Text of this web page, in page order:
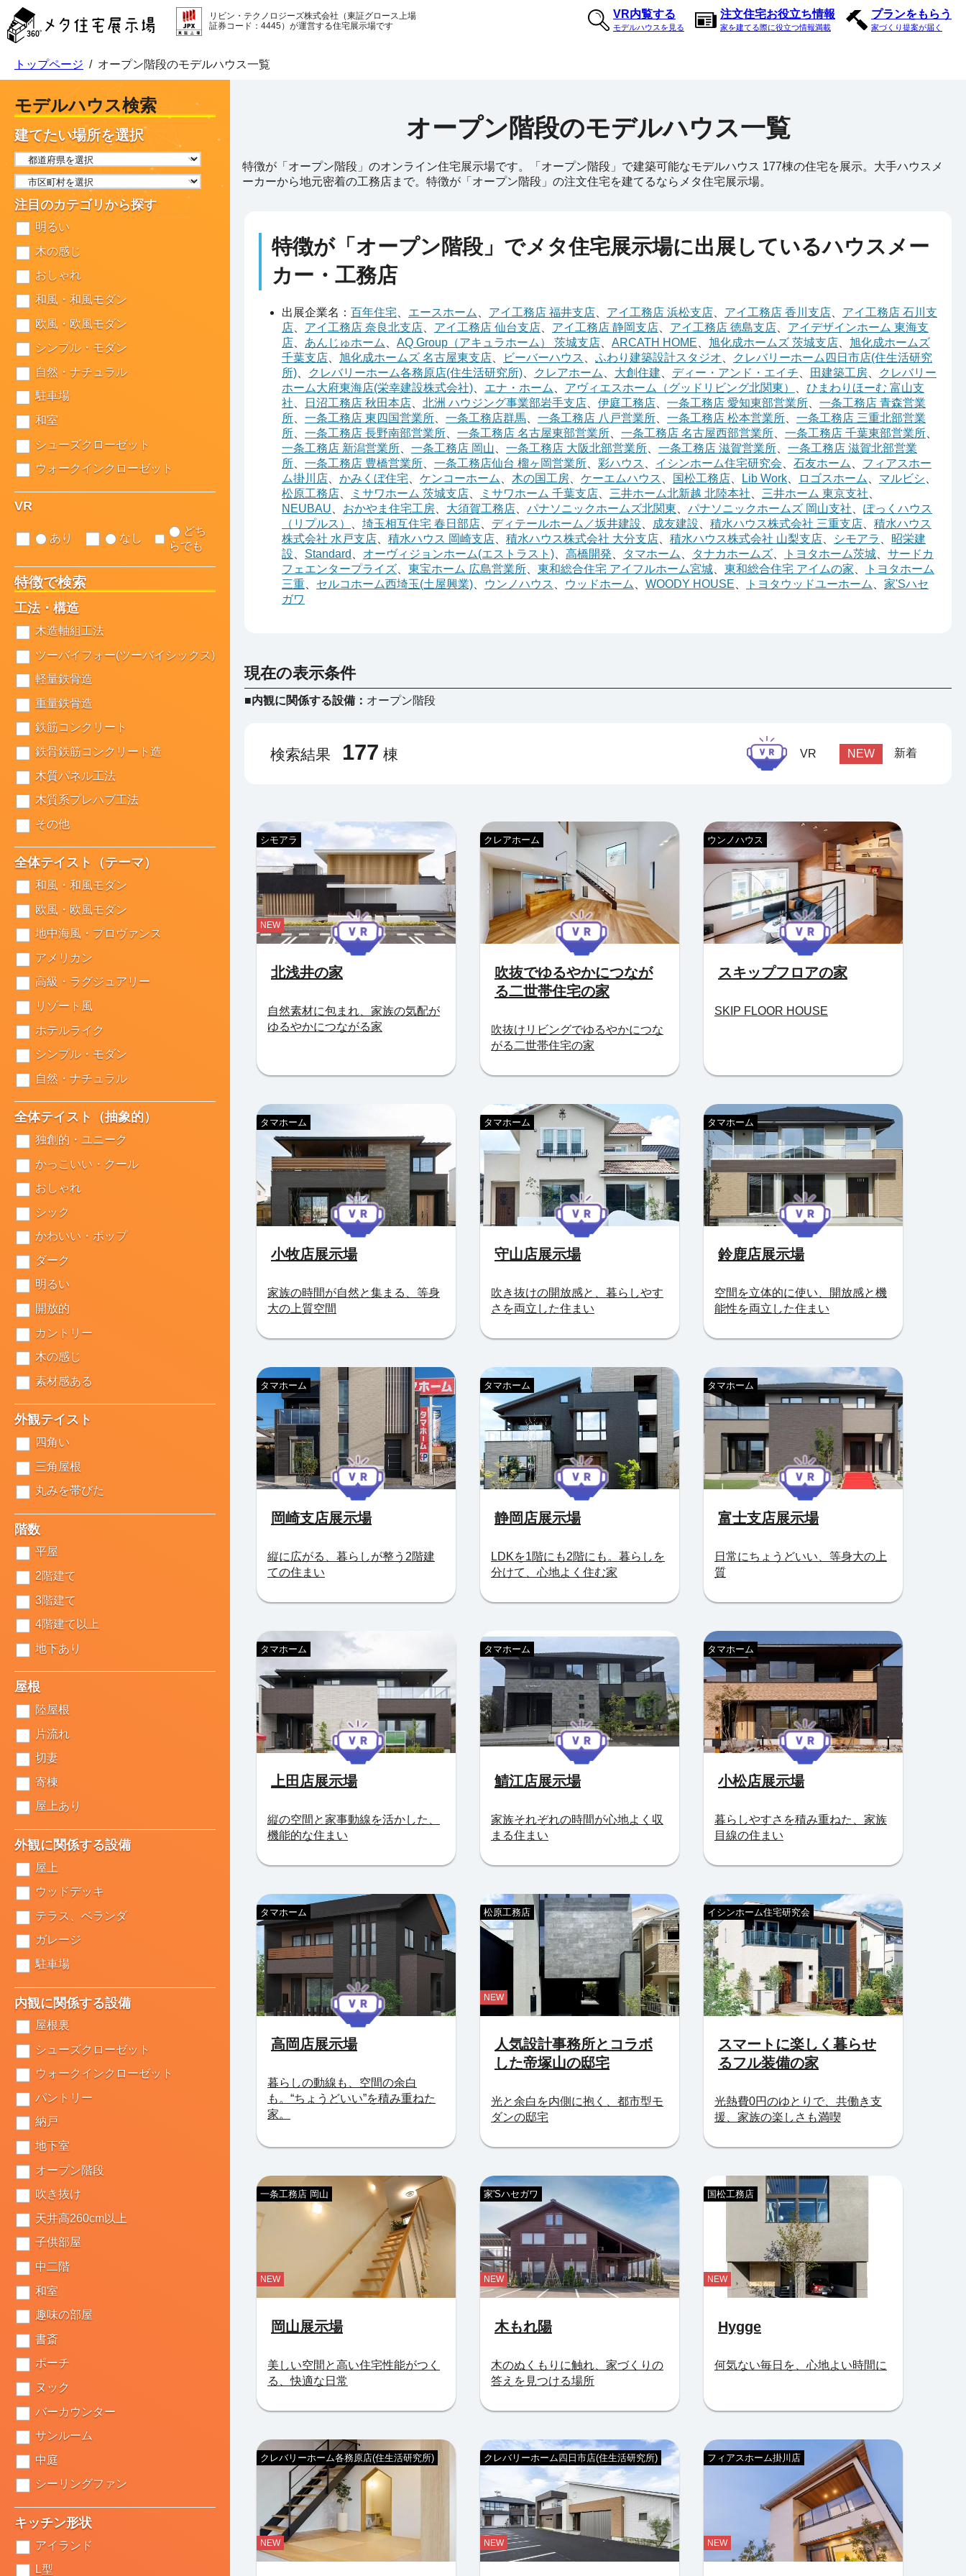
タ
住
示
リビン・テクノロジーズ株式会社（東証グロース上場
証券コード：4445）が運営する住宅展示場です
VR内覧する
モデルハウスを見る
注文住宅お役立ち情報
家を建てる際に役立つ情報満載
プランをもらう
家づくり提案が届く
トップページ / オープン階段のモデルハウス一覧
オープン階段のモデルハウス一覧
特徴が「オープン階段」のオンライン住宅展示場です。「オープン階段」で建築可能なモデルハウス 177棟の住宅を展示。大手ハウスメ
ーカーから地元密着の工務店まで。特徴が「オープン階段」の注文住宅を建てるならメタ住宅展示場。
特徴が「オープン階段」でメタ住宅展示場に出展しているハウスメー
カー・工務店
出展企業名： 百年住宅、 エースホーム、 アイ工務店 福井支店、 アイ工務店 浜松支店、 アイ工務店 香川支店、 アイ工務店 石川支
店、 アイ工務店 奈良北支店、 アイ工務店 仙台支店、 アイ工務店 静岡支店、 アイ工務店 徳島支店、 アイデザインホーム 東海支
店、 あんじゅホーム、 AQ Group（アキュラホーム） 茨城支店、 ARCATH HOME、 旭化成ホームズ 茨城支店、 旭化成ホームズ
千葉支店、 旭化成ホームズ 名古屋東支店、 ビーバーハウス 、 ふわり建築設計スタジオ、
クレバリーホーム四日市店(住生活研究
所)、 クレバリーホーム各務原店(住生活研究所)、 クレアホーム、 大創住建、 ディー・アンド・エイチ、 田建築工房、
クレバリー
ホーム大府東海店(栄幸建設株式会社)、 エナ・ホーム、 アヴィエスホーム（グッドリビング北関東） 、 ひまわりほーむ 富山支
社、 日沼工務店 秋田本店、 北洲 ハウジング事業部岩手支店、 伊庭工務店、 一条工務店 愛知東部営業所、 一条工務店 青森営業
所、 一条工務店 東四国営業所、 一条工務店群馬、 一条工務店 八戸営業所、 一条工務店 松本営業所、 一条工務店 三重北部営業
所、 一条工務店 長野南部営業所、 一条工務店 名古屋東部営業所、 一条工務店 名古屋西部営業所、 一条工務店 千葉東部営業所、
一条工務店 新潟営業所、 一条工務店 岡山、 一条工務店 大阪北部営業所、 一条工務店 滋賀営業所、 一条工務店 滋賀北部営業
所、 一条工務店 豊橋営業所、 一条工務店仙台 榴ヶ岡営業所、 彩ハウス 、 イシンホーム住宅研究会、 石友ホーム、 フィアスホー
ム掛川店、 かみくぼ住宅、 ケンコーホーム、 木の国工房、 ケーエムハウス 、 国松工務店、 Lib Work、 ロゴスホーム、 マルビシ、
松原工務店、 ミサワホーム 茨城支店、 ミサワホーム 千葉支店、 三井ホーム北新越 北陸本社、 三井ホーム 東京支社、
NEUBAU、 おかやま住宅工房、 大須賀工務店、 パナソニックホームズ北関東、 パナソニックホームズ 岡山支社、 ぽっくハウス
（リプルス）
、 埼玉相互住宅 春日部店、 ディテールホーム／坂井建設、 成友建設、 積水ハウス株式会社 三重支店、 積水ハウス
株式会社 水戸支店、 積水ハウス 岡崎支店、 積水ハウス株式会社 大分支店、 積水ハウス株式会社 山梨支店、 シモアラ 、 昭栄建
設、 Standard 、 オーヴィジョンホーム(エストラスト)、 高橋開発、 タマホーム、 タナカホームズ、 トヨタホーム茨城、 サードカ
フェエンタープライズ、 東宝ホーム 広島営業所、 東和総合住宅 アイフルホーム宮城、 東和総合住宅 アイムの家、
トヨタホーム
三重、 セルコホーム西埼玉(土屋興業)、 ウンノハウス 、 ウッドホーム、 WOODY HOUSE、 トヨタウッドユーホーム、 家'Sハセ
ガワ
現在の表示条件
■内観に関係する設備： オープン階段
検索結果 177 棟 VR NEW 新着
北浅井の家
シモアラ
自然素材に包まれ、家族の気配が
ゆるやかにつながる家
NEW
吹抜でゆるやかにつなが
る二世帯住宅の家
クレアホーム
吹抜けリビングでゆるやかにつな
がる二世帯住宅の家
スキップフロアの家
ウンノハウス
SKIP FLOOR HOUSE
小牧店展示場
タマホーム
家族の時間が自然と集まる、等身
大の上質空間
守山店展示場
タマホーム
吹き抜けの開放感と、暮らしやす
さを両立した住まい
鈴鹿店展示場
タマホーム
空間を立体的に使い、開放感と機
能性を両立した住まい
岡崎支店展示場
タマホーム
縦に広がる、暮らしが整う2階建
ての住まい
静岡店展示場
タマホーム
LDKを1階にも2階にも。暮らしを
分けて、心地よく住む家
富士支店展示場
タマホーム
日常にちょうどいい、等身大の上
質
上田店展示場
タマホーム
縦の空間と家事動線を活かした、
機能的な住まい
鯖江店展示場
タマホーム
家族それぞれの時間が心地よく収
まる住まい
小松店展示場
タマホーム
暮らしやすさを積み重ねた、家族
目線の住まい
高岡店展示場
タマホーム
暮らしの動線も、空間の余白
も。“ちょうどいい”を積み重ねた
家。
人気設計事務所とコラボ
した帝塚山の邸宅
松原工務店
光と余白を内側に抱く、都市型モ
ダンの邸宅
NEW
スマートに楽しく暮らせ
るフル装備の家
イシンホーム住宅研究会
光熱費0円のゆとりで、共働き支
援、家族の楽しさも満喫
岡山展示場
一条工務店 岡山
美しい空間と高い住宅性能がつく
る、快適な日常
NEW
木もれ陽
家'Sハセガワ
木のぬくもりに触れ、家づくりの
答えを見つける場所
NEW
Hygge
国松工務店
何気ない毎日を、心地よい時間に
NEW
クレバリーホーム各務原店(住生活研究所)
NEW
クレバリーホーム四日市店(住生活研究所)
NEW
フィアスホーム掛川店
NEW
モデルハウス検索
建てたい場所を選択
注目のカテゴリから探す
明るい
木の感じ
おしゃれ
和風・和風モダン
欧風・欧風モダン
シンプル・モダン
自然・ナチュラル
駐車場
和室
シューズクローゼット
ウォークインクローゼット
VR
あり なし
どち
らでも
特徴で検索
工法・構造
木造軸組工法
ツーバイフォー(ツーバイシックス)
軽量鉄骨造
重量鉄骨造
鉄筋コンクリート
鉄骨鉄筋コンクリート造
木質パネル工法
木質系プレハブ工法
その他
全体テイスト（テーマ）
和風・和風モダン
欧風・欧風モダン
地中海風・プロヴァンス
アメリカン
高級・ラグジュアリー
リゾート風
ホテルライク
シンプル・モダン
自然・ナチュラル
全体テイスト（抽象的）
独創的・ユニーク
かっこいい・クール
おしゃれ
シック
かわいい・ポップ
ダーク
明るい
開放的
カントリー
木の感じ
素材感ある
外観テイスト
四角い
三角屋根
丸みを帯びた
階数
平屋
2階建て
3階建て
4階建て以上
地下あり
屋根
陸屋根
片流れ
切妻
寄棟
屋上あり
外観に関係する設備
屋上
ウッドデッキ
テラス、ベランダ
ガレージ
駐車場
内観に関係する設備
屋根裏
シューズクローゼット
ウォークインクローゼット
パントリー
納戸
地下室
オープン階段
吹き抜け
天井高260cm以上
子供部屋
中二階
和室
趣味の部屋
書斎
ポーチ
ヌック
バーカウンター
サンルーム
中庭
シーリングファン
キッチン形状
アイランド
L型